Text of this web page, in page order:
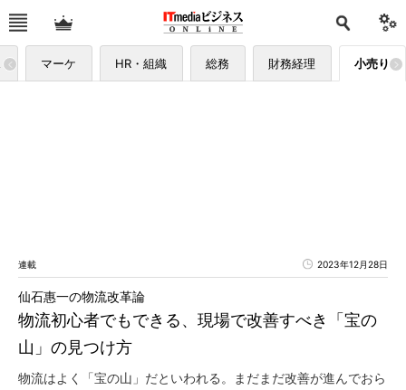
マーケ HR・組織 総務 財務経理 小売り
連載 2023年12月28日
物流初心者でもできる、現場で改善すべき「宝の
山」の見つけ方
仙石惠一の物流改革論
物流はよく「宝の山」だといわれる。まだまだ改善が進んでおら